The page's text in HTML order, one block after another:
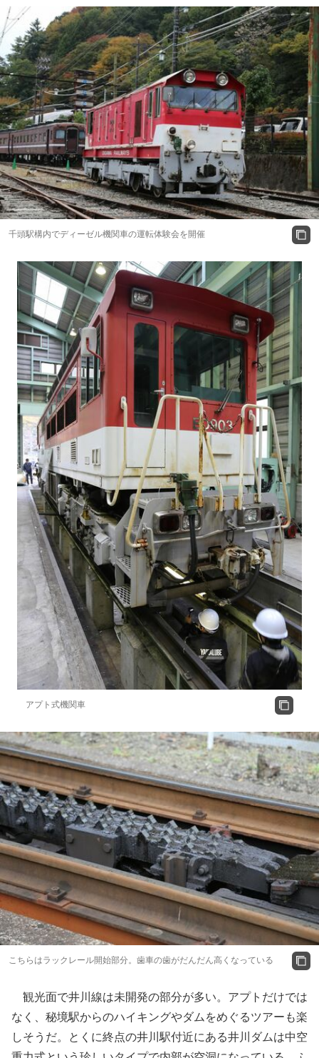
千頭駅構内でディーゼル機関車の運転体験会を開催
アプト式機関車
こちらはラックレール開始部分。歯車の歯がだんだん高くなっている
観光面で井川線は未開発の部分が多い。アプトだけでは
なく、秘境駅からのハイキングやダムをめぐるツアーも楽
しそうだ。とくに終点の井川駅付近にある井川ダムは中空